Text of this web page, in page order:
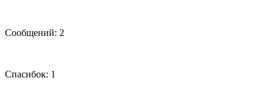
Сообщений: 2
Спасибок: 1